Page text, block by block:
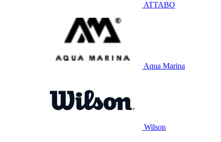
ATTABO
Aqua Marina
Wilson